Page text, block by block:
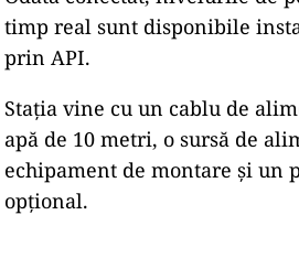
timp real sunt disponibile
prin API.
Stația vine cu un cablu de
apă de 10 metri, o sursă de
echipament de montare și un
opțional.